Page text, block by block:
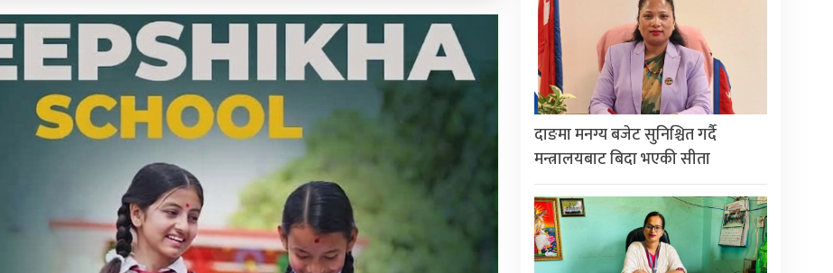
दाङमा मनग्य बजेट सुनिश्चित गर्दै
मन्त्रालयबाट बिदा भएकी सीता